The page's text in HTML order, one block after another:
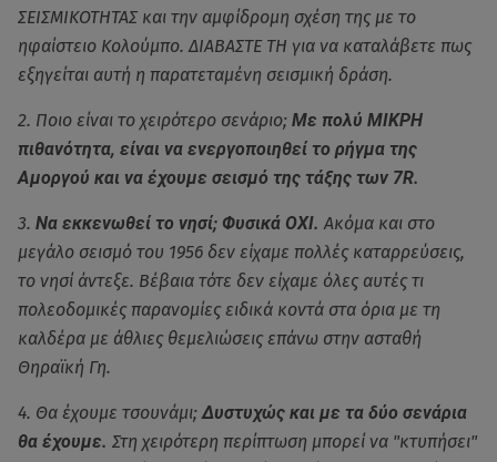
ΣΕΙΣΜΙΚΟΤΗΤΑΣ και την αμφίδρομη σχέση της με το
ηφαίστειο Κολούμπο. ΔΙΑΒΑΣΤΕ ΤΗ για να καταλάβετε πως
εξηγείται αυτή η παρατεταμένη σεισμική δράση.
2. Ποιο είναι το χειρότερο σενάριο; Με πολύ ΜΙΚΡΗ
πιθανότητα, είναι να ενεργοποιηθεί το ρήγμα της
Αμοργού και να έχουμε σεισμό της τάξης των 7R.
3. Να εκκενωθεί το νησί; Φυσικά ΟΧΙ. Ακόμα και στο
μεγάλο σεισμό του 1956 δεν είχαμε πολλές καταρρεύσεις,
το νησί άντεξε. Βέβαια τότε δεν είχαμε όλες αυτές τι
πολεοδομικές παρανομίες ειδικά κοντά στα όρια με τη
καλδέρα με άθλιες θεμελιώσεις επάνω στην ασταθή
Θηραϊκή Γη.
4. Θα έχουμε τσουνάμι;Δυστυχώς και με τα δύο σενάρια
θα έχουμε. Στη χειρότερη περίπτωση μπορεί να "κτυπήσει"